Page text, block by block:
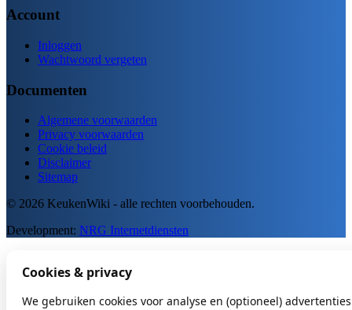
Account
Inloggen
Wachtwoord vergeten
Documenten
Algemene voorwaarden
Privacy voorwaarden
Cookie beleid
Disclaimer
Sitemap
© 2026 KeukenWiki - alle rechten voorbehouden.
Development: NRG Internetdiensten
Cookies & privacy
We gebruiken cookies voor analyse en (optioneel)